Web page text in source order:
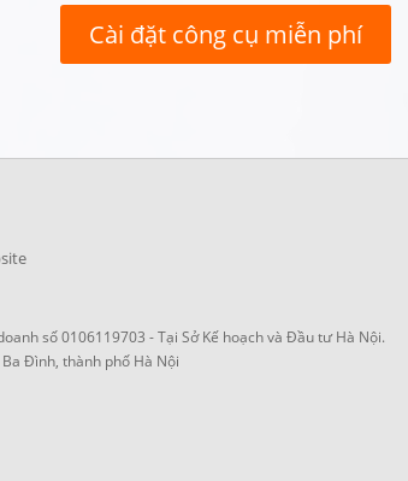
Cài đặt công cụ miễn phí
số 0106119703 - Tại Sở Kế hoạch và Đầu tư Hà Nội.
Đình, thành phố Hà Nội